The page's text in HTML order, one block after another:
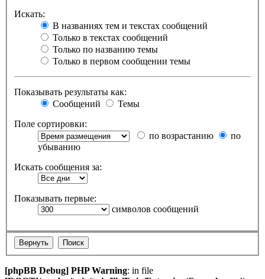
Искать:
В названиях тем и текстах сообщений
Только в текстах сообщений
Только по названию темы
Только в первом сообщении темы
Показывать результаты как:
Сообщений
Темы
Поле сортировки:
по возрастанию
по
убыванию
Искать сообщения за:
Показывать первые:
символов сообщений
[phpBB Debug] PHP Warning: in file